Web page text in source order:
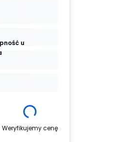
u
Weryfikujemy cenę